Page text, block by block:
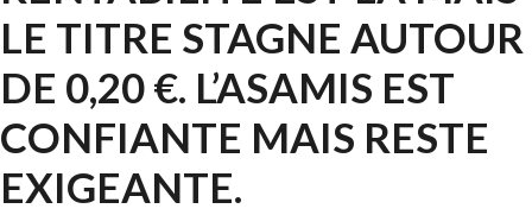
LE TITRE STAGNE AUTOUR
DE 0,20 €. L’ASAMIS EST
CONFIANTE MAIS RESTE
EXIGEANTE.